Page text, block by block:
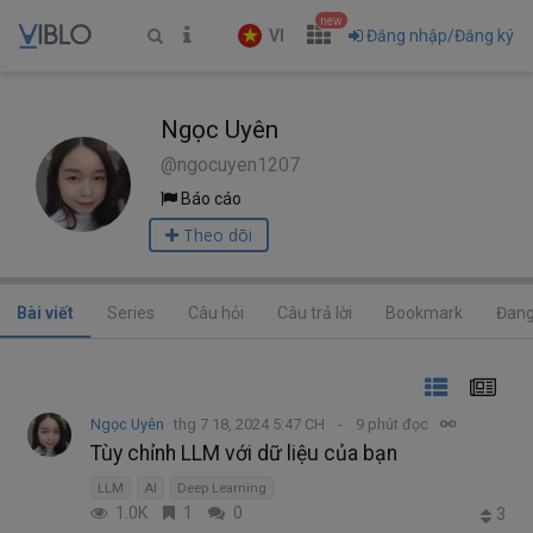
VI
new
Đăng nhập/Đăng ký
Ngọc Uyên
@ngocuyen1207
Báo cáo
Theo dõi
Bài viết Series Câu hỏi Câu trả lời Bookmark
Ngọc Uyên thg 7 18, 2024 5:47 CH 9 phút đọc
Tùy chỉnh LLM với dữ liệu của bạn
LLM AI Deep Learning
1.0K 1 0 3